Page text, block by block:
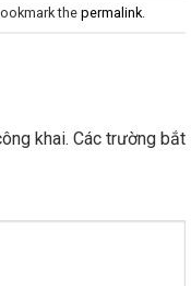
the permalink
khai. Các trường bắt